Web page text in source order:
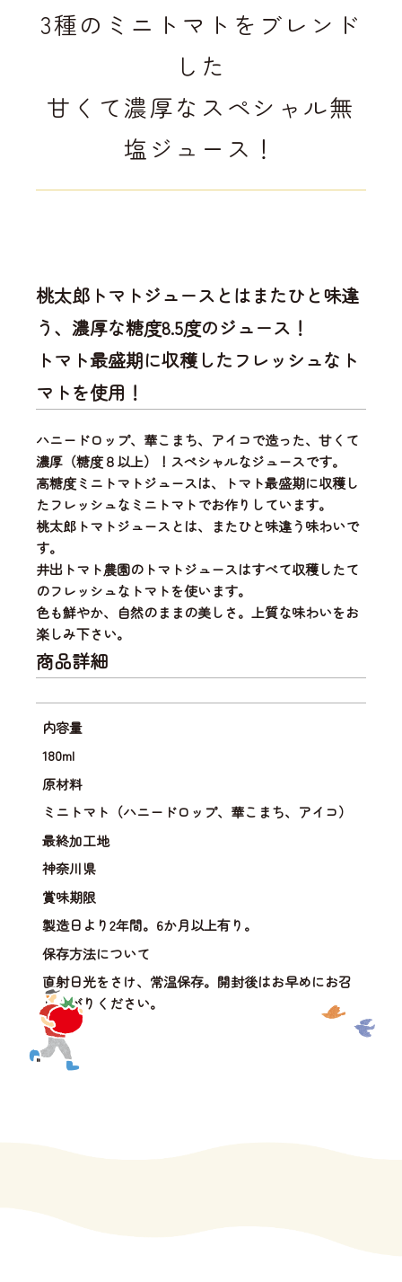
3種のミニトマトをブレンド
した
甘くて濃厚なスペシャル無
塩ジュース！
桃太郎トマトジュースとはまたひと味違
う、濃厚な糖度8.5度のジュース！
トマト最盛期に収穫したフレッシュなト
マトを使用！
ハニードロップ、華こまち、アイコで造った、甘くて
濃厚（糖度８以上）！スペシャルなジュースです。
高糖度ミニトマトジュースは、
トマト最盛期に収穫し
たフレッシュなミニトマトでお作りしています。
桃太郎トマトジュースとは、またひと味違う味わいで
す。
井出トマト農園のトマトジュースはすべて収穫したて
のフレッシュなトマトを使います。
色も鮮やか、自然のままの美しさ。上質な味わいをお
楽しみ下さい。
商品詳細
内容量
180ml
原材料
ミニトマト（ハニードロップ、華こまち、アイコ）
最終加工地
神奈川県
賞味期限
製造日より2年間。6か月以上有り。
保存方法について
直射日光をさけ、常温保存。開封後はお早めにお召
し上がりください。
"